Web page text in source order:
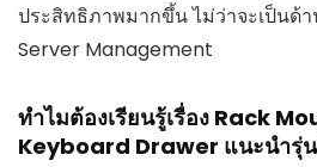
ประสิทธิภาพมากขึ้น ไม่ว่าจะเป็นด้
Server Management
ทำไมต้องเรียนรู้เรื่อง Rack
Keyboard Drawer แนะนำรุ่